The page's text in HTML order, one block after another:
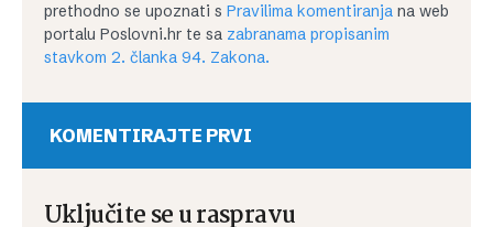
prethodno se upoznati s Pravilima komentiranja na web
portalu Poslovni.hr te sa zabranama propisanim
stavkom 2. članka 94. Zakona.
KOMENTIRAJTE PRVI
Uključite se u raspravu